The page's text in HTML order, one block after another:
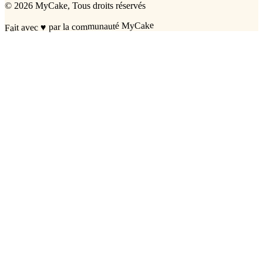
© 2026 MyCake, Tous droits réservés
Fait avec♥ par la communauté MyCake